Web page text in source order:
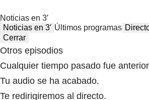
Noticias en 3′
Noticias en 3′ Últimos programas
Cerrar
Otros episodios
Cualquier tiempo pasado fue anterior
Tu audio se ha acabado.
Te redirigiremos al directo.